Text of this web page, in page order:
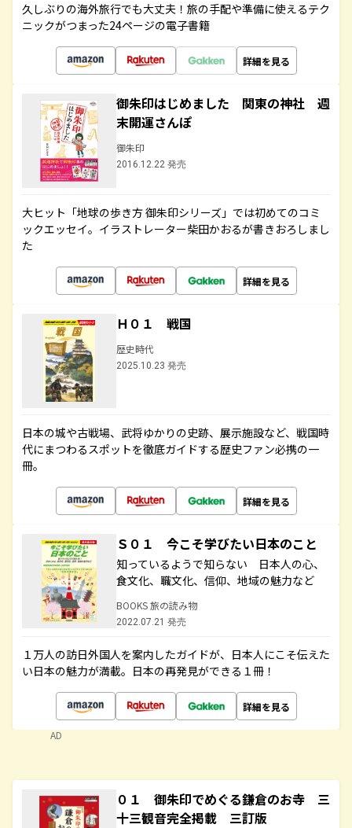
久しぶりの海外旅行でも大丈夫！旅の手配や準備に使えるテク
ニックがつまった24ページの電子書籍
詳細を見る
御朱印はじめました 関東の神社 週
末開運さんぽ
御朱印
2016.12.22 発売
大ヒット「地球の歩き方 御朱印シリーズ」では初めてのコミ
ックエッセイ。イラストレーター柴田かおるが書きおろしまし
た
詳細を見る
Ｈ０１ 戦国
歴史時代
2025.10.23 発売
日本の城や古戦場、武将ゆかりの史跡、展示施設など、戦国時
代にまつわるスポットを徹底ガイドする歴史ファン必携の一
冊。
詳細を見る
Ｓ０１ 今こそ学びたい日本のこと
知っているようで知らない 日本人の心、
食文化、職文化、信仰、地域の魅力など
BOOKS 旅の読み物
2022.07.21 発売
１万人の訪日外国人を案内したガイドが、日本人にこそ伝えた
い日本の魅力が満載。日本の再発見ができる１冊！
詳細を見る
AD
０１ 御朱印でめぐる鎌倉のお寺 三
十三観音完全掲載 三訂版